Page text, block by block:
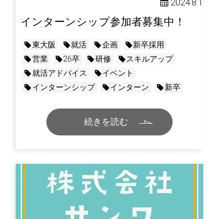
インターンシップ参加者募集中！
東大阪 就活 企画
新卒採用
営業
26卒 研修
スキルアップ
就活アドバイス
イベント
インターンシップ
インターン 新卒
続きを読む